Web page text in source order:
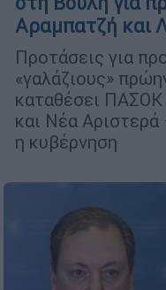
Αραμπατζή και
Προτάσεις για
«γαλάζιους»
καταθέσει ΠΑΣΟΚ
και Νέα
η κυβέρνηση